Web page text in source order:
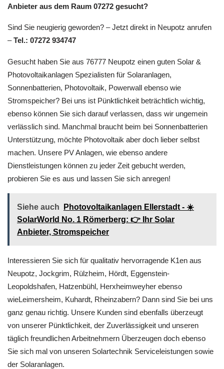
Anbieter aus dem Raum 07272 gesucht?
Sind Sie neugierig geworden? – Jetzt direkt in Neupotz anrufen
–Tel.: 07272 934747
Gesucht haben Sie aus 76777 Neupotz einen guten Solar &
Photovoltaikanlagen Spezialisten für Solaranlagen,
Sonnenbatterien, Photovoltaik, Powerwall ebenso wie
Stromspeicher? Bei uns ist Pünktlichkeit beträchtlich wichtig,
ebenso können Sie sich darauf verlassen, dass wir ungemein
verlässlich sind. Manchmal braucht beim bei Sonnenbatterien
Unterstützung, möchte Photovoltaik aber doch lieber selbst
machen. Unsere PV Anlagen, wie ebenso andere
Dienstleistungen können zu jeder Zeit gebucht werden,
probieren Sie es aus und lassen Sie sich anregen!
Siehe auch
Photovoltaikanlagen Ellerstadt - ☀️
SolarWorld No. 1 Römerberg: 👉 Ihr Solar
Anbieter, Stromspeicher
Interessieren Sie sich für qualitativ hervorragende K1en aus
Neupotz, Jockgrim, Rülzheim, Hördt, Eggenstein-
Leopoldshafen, Hatzenbühl, Herxheimweyher ebenso
wieLeimersheim, Kuhardt, Rheinzabern? Dann sind Sie bei uns
ganz genau richtig. Unsere Kunden sind ebenfalls überzeugt
von unserer Pünktlichkeit, der Zuverlässigkeit und unseren
täglich freundlichen Arbeitnehmern Überzeugen doch ebenso
Sie sich mal von unseren Solartechnik Serviceleistungen sowie
der Solaranlagen.